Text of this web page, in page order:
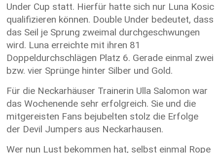
Under Cup statt. Hierfür hatte sich nur Luna Kosic
qualifizieren können. Double Under bedeutet, dass
das Seil je Sprung zweimal durchgeschwungen
wird. Luna erreichte mit ihren 81
Doppeldurchschlägen Platz 6. Gerade einmal zwei
bzw. vier Sprünge hinter Silber und Gold.
Für die Neckarhäuser Trainerin Ulla Salomon war
das Wochenende sehr erfolgreich. Sie und die
mitgereisten Fans bejubelten stolz die Erfolge
der Devil Jumpers aus Neckarhausen.
Wer nun Lust bekommen hat, selbst einmal Rope